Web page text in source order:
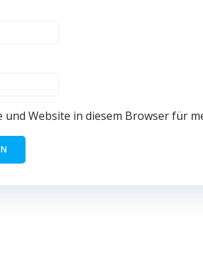
und Website in diesem Browser für